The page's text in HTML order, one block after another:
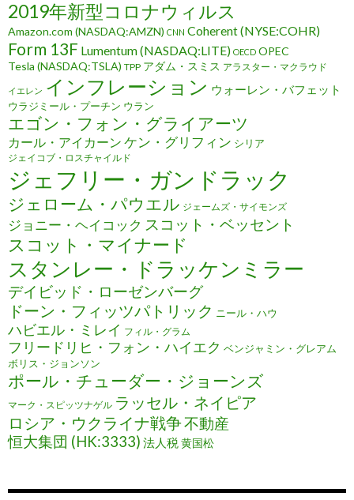
2019年新型コロナウィルス
Amazon.com (NASDAQ:AMZN) CNN Coherent (NYSE:COHR)
Form 13F Lumentum (NASDAQ:LITE) OECD OPEC
Tesla (NASDAQ:TSLA) TPP アダム・スミス アラスター・マクラウド
イエレン インフレーション ウォーレン・バフェット
ウラジミール・プーチン ウラン
エゴン・フォン・グライアーツ
カール・アイカーン ケン・グリフィン シリア
ジェイコブ・ロスチャイルド
ジェフリー・ガンドラック
ジェローム・パウエル ジェームズ・サイモンズ
ジョニー・ヘイコック スコット・ベッセント
スコット・マイナード
スタンレー・ドラッケンミラー
デイビッド・ローゼンバーグ
ドーン・フィッツパトリック ニール・ハウ
ハビエル・ミレイ フィル・グラム
フリードリヒ・フォン・ハイエク ベンジャミン・グレアム
ボリス・ジョンソン
ポール・チューダー・ジョーンズ
マーク・スピッツナゲル ラッセル・ネイピア
ロシア・ウクライナ戦争不動産
恒大集団 (HK:3333) 法人税黄国松